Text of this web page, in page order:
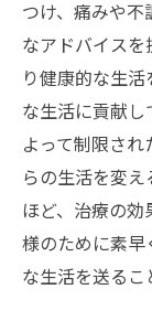
つけ、痛みや
なアドバイスを
り健康的な生
な生活に貢献
よって制限さ
らの生活を変
ほど、治療の
様のために素
な生活を送るこ